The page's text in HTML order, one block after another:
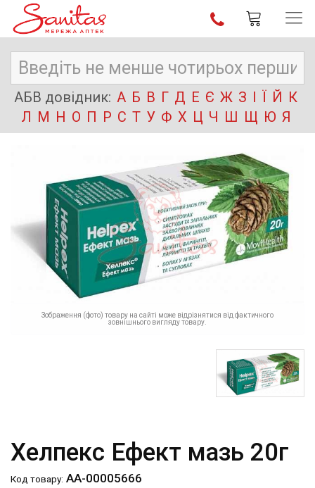
АБВ довідник: А Б В Г Д Е Є Ж З І Ї Й К
Л М Н О П Р С Т У Ф Х Ц Ч Ш Щ Ю Я
Зображення (фото) товару на сайті може відрізнятися від фактичного
зовнішнього вигляду товару.
Хелпекс Ефект мазь 20г
Код товару: АА-00005666